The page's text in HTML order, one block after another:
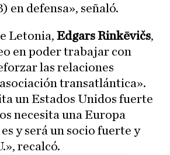
en defensa», señaló.
Letonia, Edgars Rinkēvičs,
en poder trabajar con
las relaciones
transatlántica».
un Estados Unidos fuerte
necesita una Europa
y será un socio fuerte y
recalcó.